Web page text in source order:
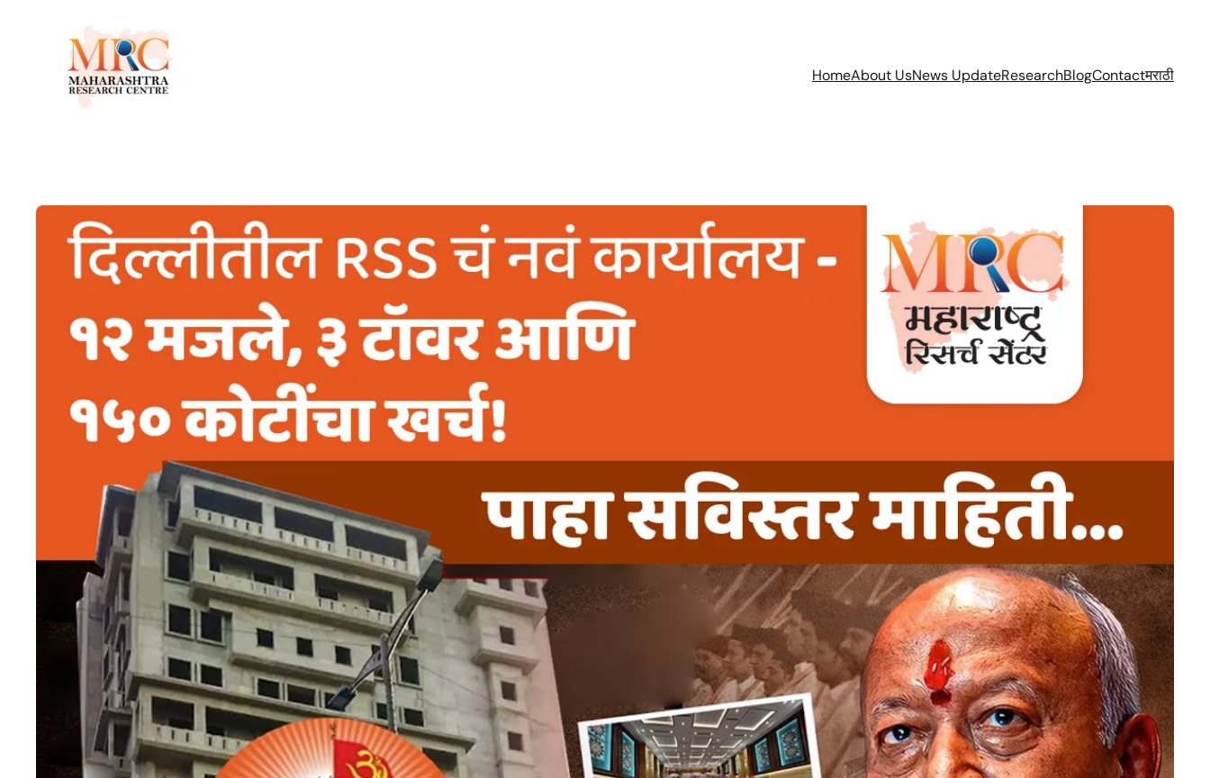
HomeAbout UsNews UpdateResearchBlogContactमराठी